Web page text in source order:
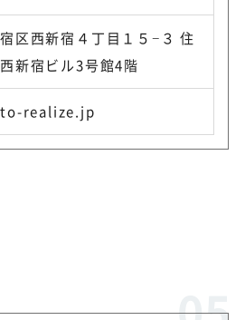
区西新宿４丁目１５−３ 住
新宿ビル3号館4階
realize.jp